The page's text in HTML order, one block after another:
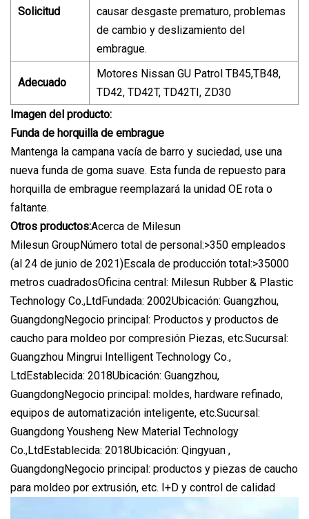
Solicitud
causar desgaste prematuro, problemas
de cambio y deslizamiento del
embrague.
Adecuado
Motores Nissan GU Patrol TB45,TB48,
TD42, TD42T, TD42TI, ZD30
Imagen del producto:
Funda de horquilla de embrague
Mantenga la campana vacía de barro y suciedad, use una
nueva funda de goma suave. Esta funda de repuesto para
horquilla de embrague reemplazará la unidad OE rota o
faltante.
Otros productos:Acerca de Milesun
Milesun GroupNúmero total de personal:>350 empleados
(al 24 de junio de 2021)Escala de producción total:>35000
metros cuadradosOficina central: Milesun Rubber & Plastic
Technology Co.,LtdFundada: 2002Ubicación: Guangzhou,
GuangdongNegocio principal: Productos y productos de
caucho para moldeo por compresión Piezas, etc.Sucursal:
Guangzhou Mingrui Intelligent Technology Co.,
LtdEstablecida: 2018Ubicación: Guangzhou,
GuangdongNegocio principal: moldes, hardware refinado,
equipos de automatización inteligente, etc.Sucursal:
Guangdong Yousheng New Material Technology
Co.,LtdEstablecida: 2018Ubicación: Qingyuan ,
GuangdongNegocio principal: productos y piezas de caucho
para moldeo por extrusión, etc. I+D y control de calidad